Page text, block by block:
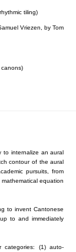
tiling)
Vriezen, by Tom
to internalize an aural
contour of the aural
pursuits, from
equation
to invent Cantonese
to and immediately
(1) auto-